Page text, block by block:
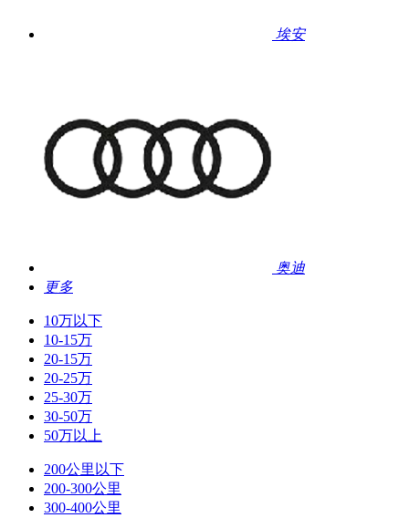
埃安
奥迪
更多
10万以下
10-15万
20-15万
20-25万
25-30万
30-50万
50万以上
200公里以下
200-300公里
300-400公里